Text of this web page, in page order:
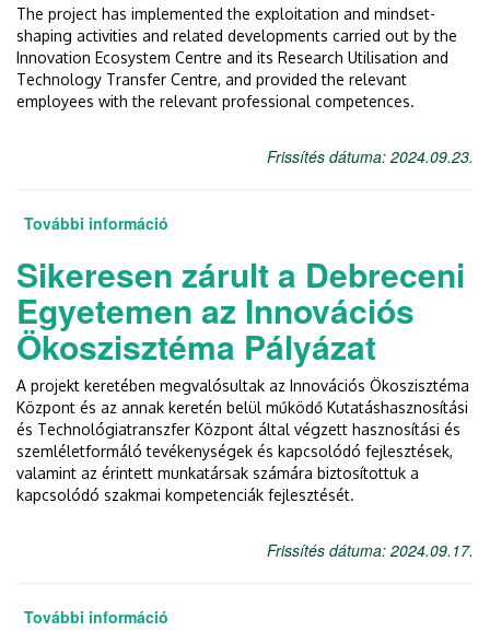
The project has implemented the exploitation and mindset-
shaping activities and related developments carried out by the
Innovation Ecosystem Centre and its Research Utilisation and
Technology Transfer Centre, and provided the relevant
employees with the relevant professional competences.
Frissítés dátuma: 2024.09.23.
További információ
successfully closed tartalommal
kapcsolatosan
Sikeresen zárult a Debreceni
Egyetemen az Innovációs
Ökoszisztéma Pályázat
A projekt keretében megvalósultak az Innovációs Ökoszisztéma
Központ és az annak keretén belül működő Kutatáshasznosítási
és Technológiatranszfer Központ által végzett hasznosítási és
szemléletformáló tevékenységek és kapcsolódó fejlesztések,
valamint az érintett munkatársak számára biztosítottuk a
kapcsolódó szakmai kompetenciák fejlesztését.
Frissítés dátuma: 2024.09.17.
További információ